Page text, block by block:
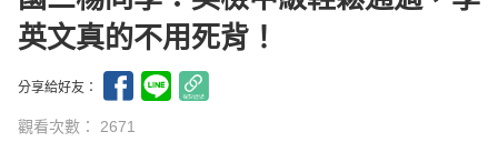
英文真的不用死背！
分享給好友：
觀看次數： 2671